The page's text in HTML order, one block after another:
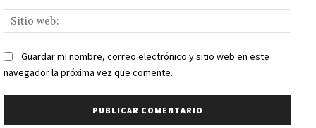
web:
Guardar mi nombre, correo electrónico y sitio web en este
navegador la próxima vez que comente.